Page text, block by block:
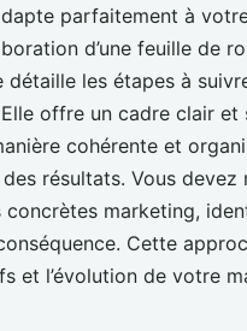
parfaitement à
d’une feuille de
les étapes à
offre un cadre clair
cohérente et
résultats. Vous devez
marketing,
Cette
et l’évolution de votre